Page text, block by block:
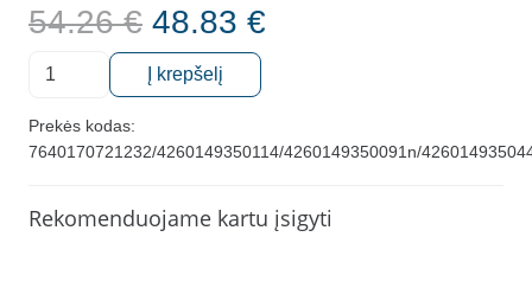
54.26€ Original
price
was:
54.26 €.
48.83 €
produkto
Rinkinys
jautriems
x3
Į krepšelį
Prekės kodas:
7640170721232/4260149350114/4260149350091n/
Rekomenduojame kartu įsigyti